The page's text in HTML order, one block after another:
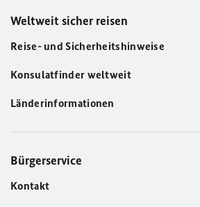
Weltweit sicher reisen
Reise- und Sicherheitshinweise
Konsulatfinder weltweit
Länderinformationen
Bürgerservice
Kontakt